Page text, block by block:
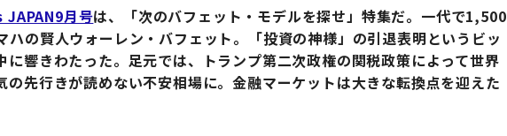
月号は、「次のバフェット・モデルを探せ」特集だ。一代で1,500
ハの賢人ウォーレン・バフェット。「投資の神様」の引退表明というビッ
に響きわたった。足元では、トランプ第二次政権の関税政策によって世界
の先行きが読めない不安相場に。金融マーケットは大きな転換点を迎えた